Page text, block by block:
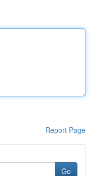
Report Page
Go